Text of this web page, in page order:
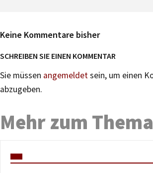
Keine Kommentare bisher
SCHREIBEN SIE EINEN KOMMENTAR
Sie müssen angemeldetsein, um einen
abzugeben.
Mehr zum Thema